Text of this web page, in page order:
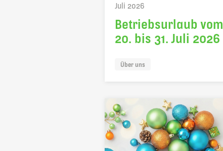
Juli 2026
Betriebsurlaub vom
20. bis 31. Juli 2026
Über uns